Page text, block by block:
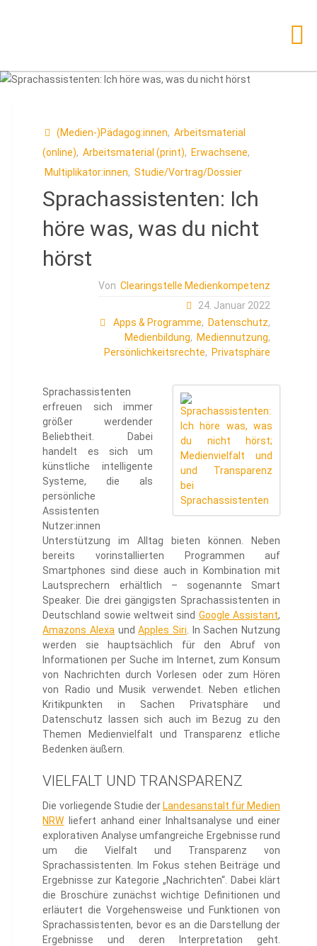
(Medien-)Pädagog:innen, Arbeitsmaterial
(online), Arbeitsmaterial (print), Erwachsene,
Multiplikator:innen, Studie/Vortrag/Dossier
Sprachassistenten: Ich
höre was, was du nicht
hörst
Von Clearingstelle Medienkompetenz
24. Januar 2022
Apps & Programme, Datenschutz,
Medienbildung, Mediennutzung,
Persönlichkeitsrechte, Privatsphäre
Sprachassistenten
erfreuen sich immer
größer werdender
Beliebtheit. Dabei
handelt es sich um
künstliche intelligente
Systeme, die als
persönliche
Assistenten
Nutzer:innen
Unterstützung im Alltag bieten können. Neben
bereits vorinstallierten Programmen auf
Smartphones sind diese auch in Kombination mit
Lautsprechern erhältlich – sogenannte Smart
Speaker. Die drei gängigsten Sprachassistenten in
Deutschland sowie weltweit sind Google Assistant,
Amazons Alexa undApples Siri . In Sachen Nutzung
werden sie hauptsächlich für den Abruf von
Informationen per Suche im Internet, zum Konsum
von Nachrichten durch Vorlesen oder zum Hören
von Radio und Musik verwendet. Neben etlichen
Kritikpunkten in Sachen Privatsphäre und
Datenschutz lassen sich auch im Bezug zu den
Themen Medienvielfalt und Transparenz etliche
Bedenken äußern.
VIELFALT UND TRANSPARENZ
Die vorliegende Studie derLandesanstalt für Medien
NRW liefert anhand einer Inhaltsanalyse und einer
explorativen Analyse umfangreiche Ergebnisse rund
um die Vielfalt und Transparenz von
Sprachassistenten. Im Fokus stehen Beiträge und
Ergebnisse zur Kategorie „Nachrichten“. Dabei klärt
die Broschüre zunächst wichtige Definitionen und
erläutert die Vorgehensweise und Funktionen von
Sprachassistenten, bevor es an die Darstellung der
Ergebnisse und deren Interpretation geht.